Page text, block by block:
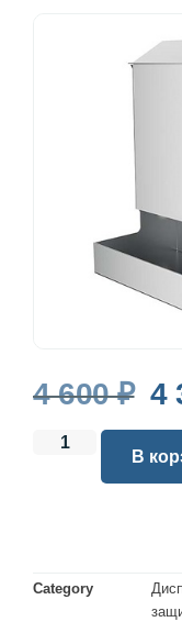
4 600₽ 4
В
Category